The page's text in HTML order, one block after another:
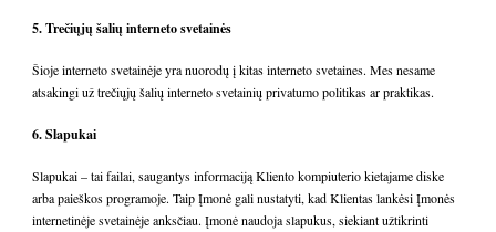
5. Trečiųjų šalių interneto svetainės
Šioje interneto svetainėje yra nuorodų į kitas interneto svetaines. Mes nesame
atsakingi už trečiųjų šalių interneto svetainių privatumo politikas ar praktikas.
6. Slapukai
Slapukai – tai failai, saugantys informaciją Kliento kompiuterio kietajame diske
arba paieškos programoje. Taip Įmonė gali nustatyti, kad Klientas lankėsi Įmonės
internetinėje svetainėje anksčiau. Įmonė naudoja slapukus, siekiant užtikrinti